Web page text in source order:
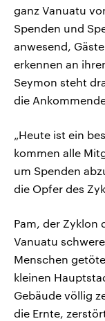
ganz Vanuatu
Spenden und
anwesend,
erkennen an
Seymon steht
die
„Heute ist ein
kommen alle
um Spenden
die Opfer des
Pam, der Zyklon
Vanuatu
Menschen
kleinen
Gebäude völlig
die Ernte,